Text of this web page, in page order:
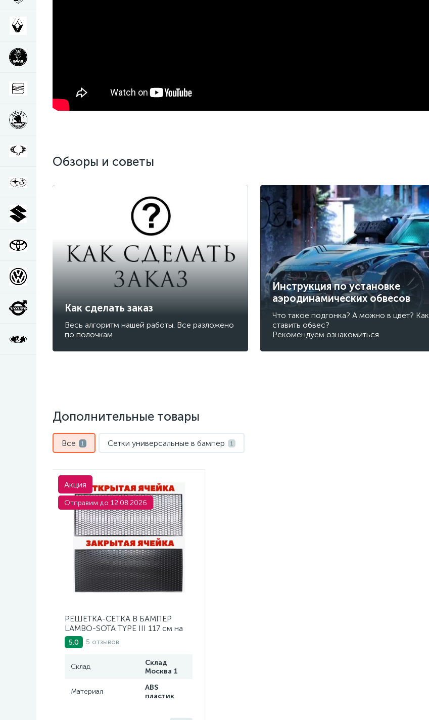
Обзоры и советы
Как сделать заказ
Весь алгоритм нашей работы. Все разложено
по полочкам
Инструкция по установке
аэродинамических обвесов
Что такое подгонка? А можно в цвет? Как
ставить обвес?
Рекомендуем ознакомиться
Дополнительные товары
Все 1 Сетки универсальные в бампер 1
Акция
Отправим до 12.08.2026
РЕШЕТКА-СЕТКА В БАМПЕР
LAMBO-SOTA TYPE III 117 см на
47 см
5.0 5 отзывов
Склад
Склад
Москва 1
Материал
ABS
пластик